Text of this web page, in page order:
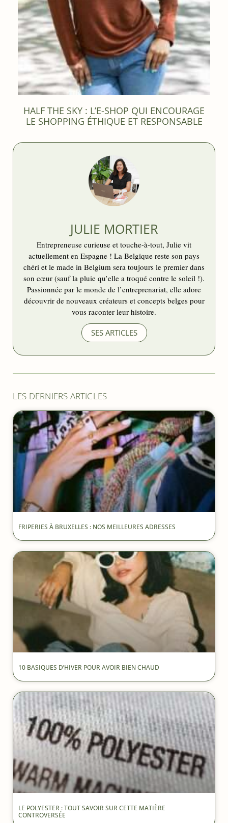
HALF THE SKY : L’E-SHOP QUI ENCOURAGE
LE SHOPPING ÉTHIQUE ET RESPONSABLE
JULIE MORTIER
Entrepreneuse curieuse et touche-à-tout, Julie vit
actuellement en Espagne ! La Belgique reste son pays
chéri et le made in Belgium sera toujours le premier dans
son cœur (sauf la pluie qu’elle a troqué contre le soleil !).
Passionnée par le monde de l’entreprenariat, elle adore
découvrir de nouveaux créateurs et concepts belges pour
vous raconter leur histoire.
SES ARTICLES
LES DERNIERS ARTICLES
FRIPERIES À BRUXELLES : NOS MEILLEURES ADRESSES
10 BASIQUES D’HIVER POUR AVOIR BIEN CHAUD
LE POLYESTER : TOUT SAVOIR SUR CETTE MATIÈRE
CONTROVERSÉE